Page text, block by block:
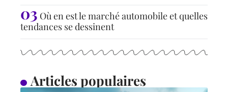
Où en est le marché automobile et quelles
tendances se dessinent
Articles populaires